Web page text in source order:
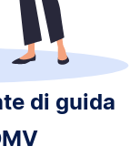
di guida